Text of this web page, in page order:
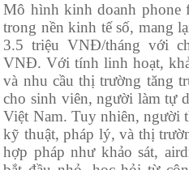
Mô hình kinh doanh phone
trong nền kinh tế số, mang
3.5 triệu VNĐ/tháng với
VNĐ. Với tính linh hoạt,
và nhu cầu thị trường tăng
cho sinh viên, người làm tự
Việt Nam. Tuy nhiên, người
kỹ thuật, pháp lý, và thị
hợp pháp như khảo sát,